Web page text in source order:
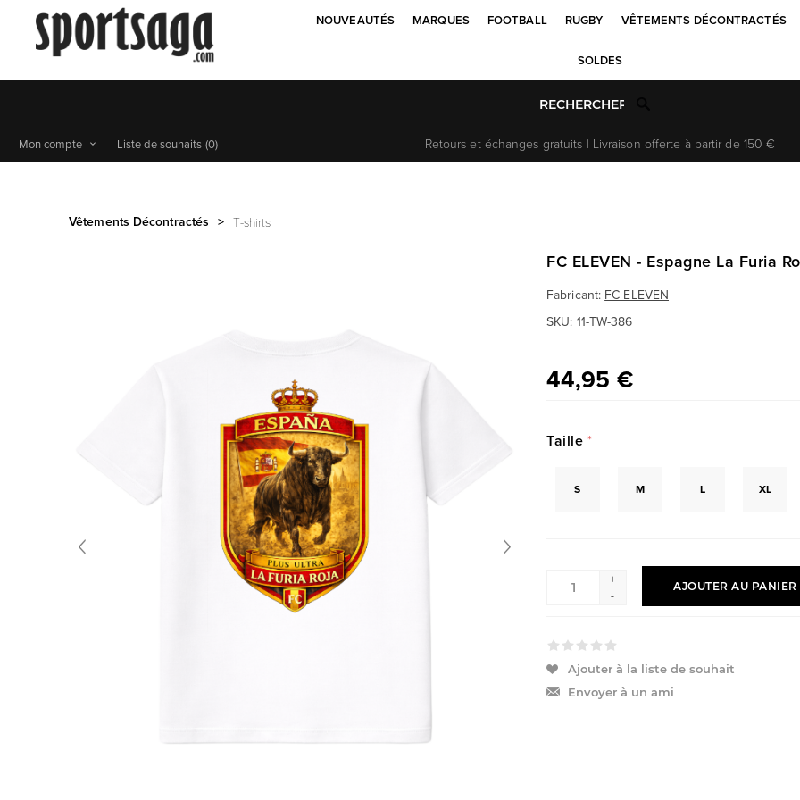
NOUVEAUTÉS MARQUES FOOTBALL RUGBY VÊTEMENTS DÉCONTRACTÉS
SOLDES
Retours et échanges gratuits | Livraison offerte à partir de 150 €
Mon compte Liste de souhaits (0)
Vêtements Décontractés > T-shirts
FC ELEVEN - Espagne La Furia
Fabricant: FC ELEVEN
SKU: 11-TW-386
44,95 €
Taille *
S M L XL
+
-
AJOUTER AU PANIER
Ajouter à la liste de souhait
Envoyer à un ami